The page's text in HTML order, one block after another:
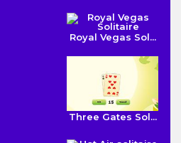
Royal Vegas Sol...
Three Gates Sol...